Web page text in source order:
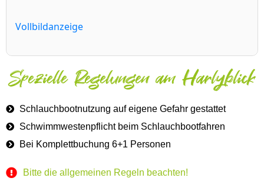
Vollbildanzeige
Spezielle Regelungen am Harlyblick
Schlauchbootnutzung auf eigene Gefahr gestattet
Schwimmwestenpflicht beim Schlauchbootfahren
Bei Komplettbuchung 6+1 Personen
Bitte die allgemeinen Regeln beachten!